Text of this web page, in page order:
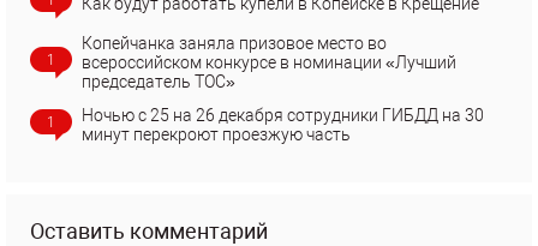
1
Копейчанка заняла призовое место во
всероссийском конкурсе в номинации «Лучший
председатель ТОС»
1
Ночью с 25 на 26 декабря сотрудники ГИБДД на 30
минут перекроют проезжую часть
Оставить комментарий